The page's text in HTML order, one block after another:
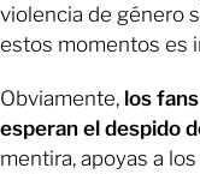
violencia de género
estos momentos es
Obviamente, los
esperan el despido
mentira, apoyas a